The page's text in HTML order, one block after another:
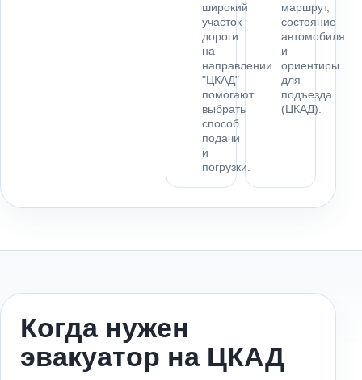
широкий
участок
дороги
на
направлении
"ЦКАД"
помогают
выбрать
способ
подачи
и
погрузки.
маршрут,
состояние
автомобиля
и
ориентиры
для
подъезда
(ЦКАД).
Когда нужен
эвакуатор на ЦКАД